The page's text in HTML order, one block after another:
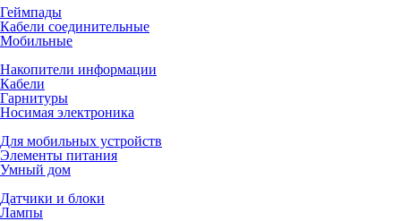
Геймпады
Кабели соединительные
Мобильные
Накопители информации
Кабели
Гарнитуры
Носимая электроника
Для мобильных устройств
Элементы питания
Умный дом
Датчики и блоки
Лампы